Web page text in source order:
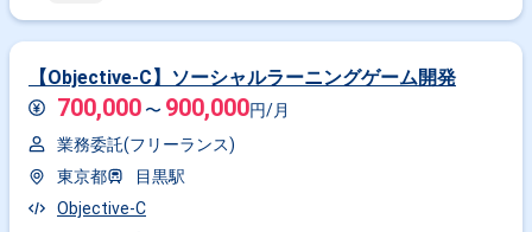
【Objective-C】ソーシャルラーニングゲーム開発
700,000 〜 900,000円/月
業務委託(フリーランス)
東京都
目黒駅
Objective-C